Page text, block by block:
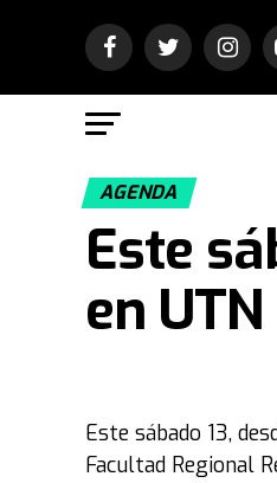
AGENDA
Este
en UTN
Este sábado 13,
Facultad Regional